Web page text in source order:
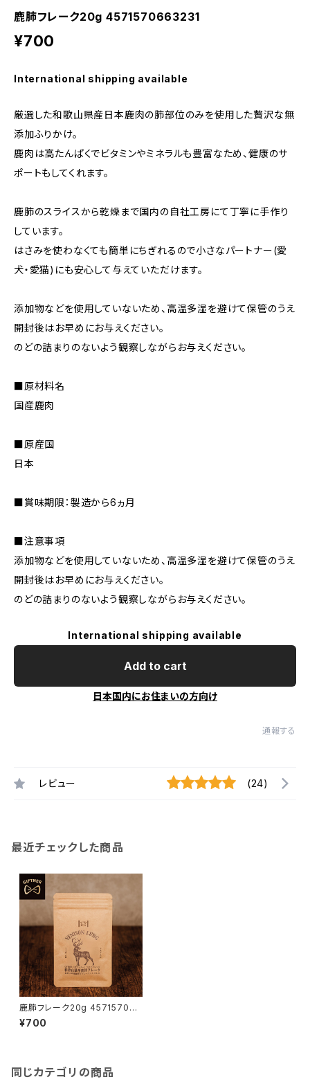
鹿肺フレーク20g 4571570663231
¥700
International shipping available
厳選した和歌山県産日本鹿肉の肺部位のみを使用した贅沢な無
添加ふりかけ。
鹿肉は高たんぱくでビタミンやミネラルも豊富なため、健康のサ
ポートもしてくれます。
鹿肺のスライスから乾燥まで国内の自社工房にて丁寧に手作り
しています。
はさみを使わなくても簡単にちぎれるので小さなパートナー(愛
犬・愛猫)にも安心して与えていただけます。
添加物などを使用していないため、高温多湿を避けて保管のうえ
開封後はお早めにお与えください。
のどの詰まりのないよう観察しながらお与えください。
■原材料名
国産鹿肉
■原産国
日本
■賞味期限：製造から6ヵ月
■注意事項
添加物などを使用していないため、高温多湿を避けて保管のうえ
開封後はお早めにお与えください。
のどの詰まりのないよう観察しながらお与えください。
International shipping available
Add to cart
日本国内にお住まいの方向け
通報する
レビュー (24)
最近チェックした商品
鹿肺フレーク20g 457157066
3231
¥700
同じカテゴリの商品